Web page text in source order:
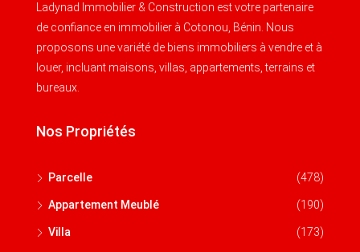
Ladynad Immobilier & Construction est votre partenaire
de confiance en immobilier à Cotonou, Bénin. Nous
proposons une variété de biens immobiliers à vendre et à
louer, incluant maisons, villas, appartements, terrains et
bureaux.
Nos Propriétés
Parcelle (478)
Appartement Meublé (190)
Villa (173)